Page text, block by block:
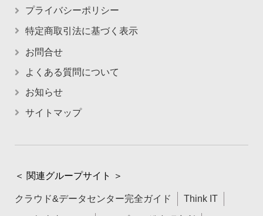
プライバシーポリシー
特定商取引法に基づく表示
お問合せ
よくある質問について
お知らせ
サイトマップ
＜ 関連グループサイト ＞
クラウド&データセンター完全ガイド Think IT